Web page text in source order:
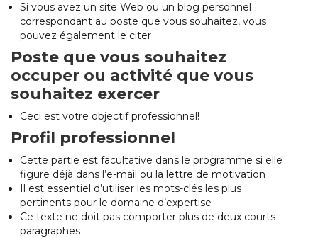
Si vous avez un site Web ou un blog personnel
correspondant au poste que vous souhaitez, vous
pouvez également le citer
Poste que vous souhaitez
occuper ou activité que vous
souhaitez exercer
Ceci est votre objectif professionnel!
Profil professionnel
Cette partie est facultative dans le programme si elle
figure déjà dans l’e-mail ou la lettre de motivation
Il est essentiel d’utiliser les mots-clés les plus
pertinents pour le domaine d’expertise
Ce texte ne doit pas comporter plus de deux courts
paragraphes